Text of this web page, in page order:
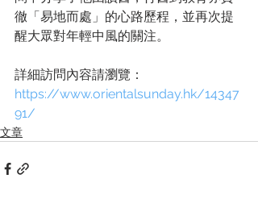
徹「易地而處」的心路歷程，並再次提
醒大眾對年輕中風的關注。
詳細訪問內容請瀏覽：
https://www.orientalsunday.hk/14347
91/
文章